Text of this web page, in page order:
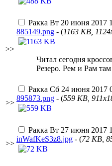
>>
Ракка Вт 20 июня 2017
885149.png - (1163 KB,
Читал сегодня
Резеро. Рем и Рам
>>
Ракка Сб 24 июня 2017
895873.png - (559 KB,
>>
Ракка Вт 27 июня 2017
inWafKeS3z8.jpg - (72 KB,